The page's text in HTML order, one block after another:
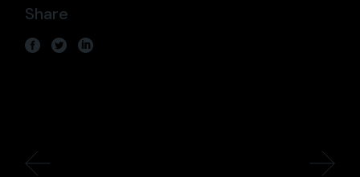
Share